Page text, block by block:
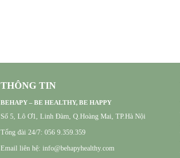
THÔNG TIN
BEHAPY – BE HEALTHY, BE HAPPY
Số 5, Lô Ơ1, Linh Đàm, Q.Hoàng Mai, TP.Hà Nội
Tổng đài 24/7: 056 9.359.359
Email liên hệ: info@behapyhealthy.com